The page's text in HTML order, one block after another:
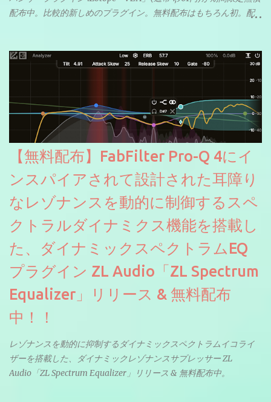
配布中。比較的新しめのプラグイン。無料配布はもちろん初。配
【無料配布】FabFilter Pro-Q 4にイ
ンスパイアされて設計された耳障り
なレゾナンスを動的に制御するスペ
クトラルダイナミクス機能を搭載し
た、ダイナミックスペクトラムEQ
プラグイン ZL Audio「ZL Spectrum
Equalizer」リリース & 無料配布
中！！
レゾナンスを動的に抑制するダイナミックスペクトラムイコライ
ザーを搭載した、ダイナミックレゾナンスサプレッサー ZL
Audio「ZL Spectrum Equalizer」リリース & 無料配布中。